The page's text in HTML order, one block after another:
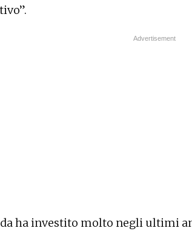
ha investito molto negli ultimi